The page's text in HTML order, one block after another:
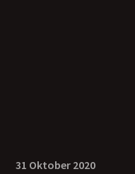
31 Oktober 2020